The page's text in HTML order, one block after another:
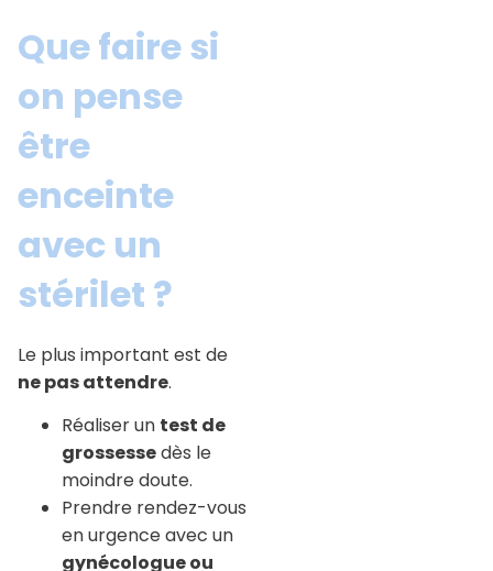
Que faire si
on pense
être
enceinte
avec un
stérilet ?
Le plus important est de
ne pas attendre.
Réaliser un test de
grossessedès le
moindre doute.
Prendre rendez-vous
en urgence avec un
gynécologue ou